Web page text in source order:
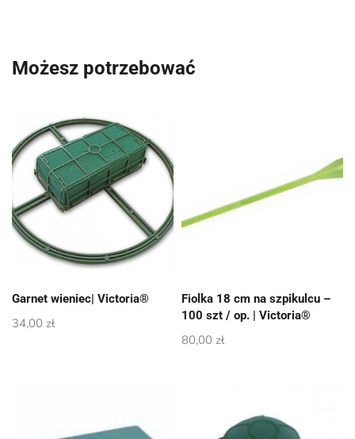
Możesz potrzebować
Garnet wieniec| Victoria®
34,00 zł
Fiolka 18 cm na szpikulcu –
100 szt / op. | Victoria®
80,00 zł